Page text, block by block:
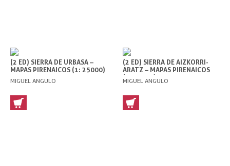
(2 ED) SIERRA DE URBASA –
MAPAS PIRENAICOS (1: 25000)
MIGUEL ANGULO
(2 ED) SIERRA DE AIZKORRI-
ARATZ – MAPAS PIRENAICOS
(1: 25000)
MIGUEL ANGULO